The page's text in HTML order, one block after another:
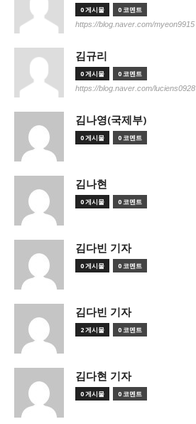
0 게시물 0 코멘트
https://blog.naver.com/myeon9915
김규리
0 게시물 0 코멘트
https://blog.naver.com/luciens0928
김나영(국제부)
0 게시물 0 코멘트
김나현
0 게시물 0 코멘트
김다빈 기자
0 게시물 0 코멘트
김다빈 기자
2 게시물 0 코멘트
김다현 기자
0 게시물 0 코멘트